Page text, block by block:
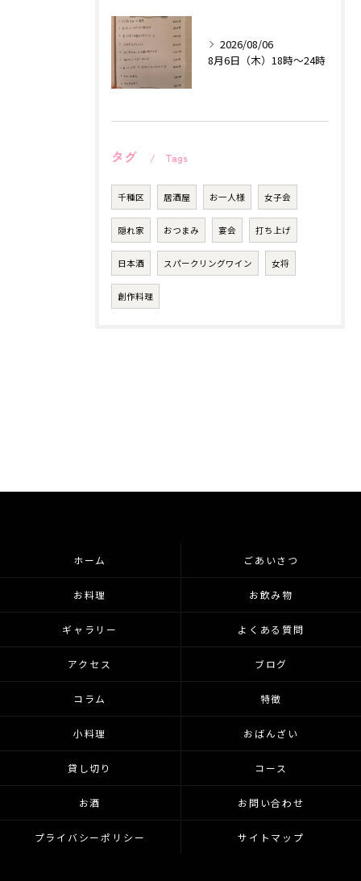
2026/08/06
8月6日（木）18時〜24時
タグ Tags
千種区 居酒屋 お一人様 女子会
隠れ家 おつまみ 宴会 打ち上げ
日本酒 スパークリングワイン 女将
創作料理
ホーム ごあいさつ
お料理 お飲み物
ギャラリー よくある質問
アクセス ブログ
コラム 特徴
小料理 おばんざい
貸し切り コース
お酒 お問い合わせ
プライバシーポリシー サイトマップ